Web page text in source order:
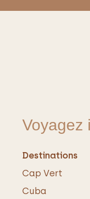
Voyagez
Destinations
Cap Vert
Cuba